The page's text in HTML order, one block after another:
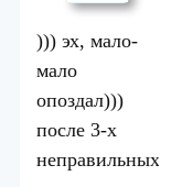
))) эх, мало-
мало
опоздал)))
после 3-х
неправильных